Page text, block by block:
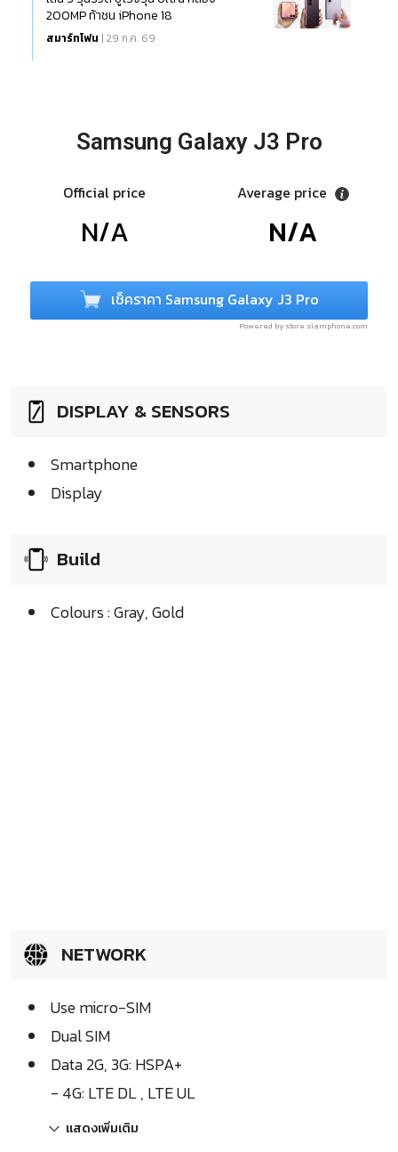
200MP ท้าชน iPhone 18
สมาร์ทโฟน | 29 ก.ค. 69
Samsung Galaxy J3 Pro
Official price
N/A
Average price
N/A
เช็คราคา Samsung Galaxy J3 Pro
Powered by store.siamphone.com
DISPLAY & SENSORS
Smartphone
Display
Build
Colours : Gray, Gold
NETWORK
Use micro-SIM
Dual SIM
Data 2G, 3G: HSPA+
- 4G: LTE DL , LTE UL
แสดงเพิ่มเติม